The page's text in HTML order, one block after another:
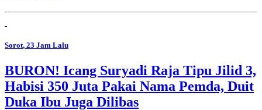
Sorot, 23 Jam Lalu
BURON! Icang Suryadi Raja Tipu Jilid 3,
Habisi 350 Juta Pakai Nama Pemda, Duit
Duka Ibu Juga Dilibas